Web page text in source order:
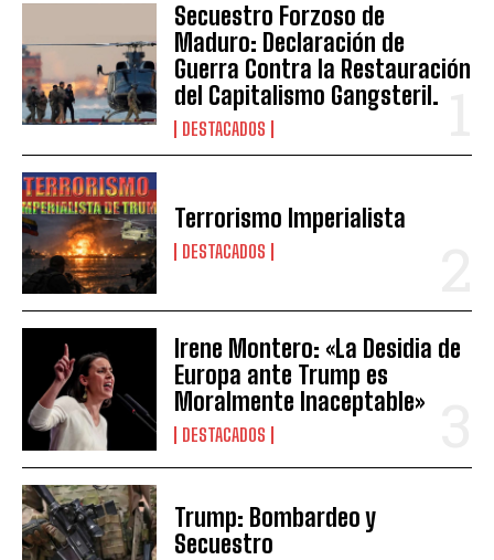
Secuestro Forzoso de
Maduro: Declaración de
Guerra Contra la Restauración
del Capitalismo Gangsteril.
DESTACADOS
Terrorismo Imperialista
DESTACADOS
Irene Montero: «La Desidia de
Europa ante Trump es
Moralmente Inaceptable»
DESTACADOS
Trump: Bombardeo y
Secuestro